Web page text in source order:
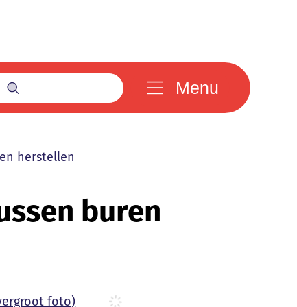
Zoek tonen / verbergen
Menu
herstellen
buren